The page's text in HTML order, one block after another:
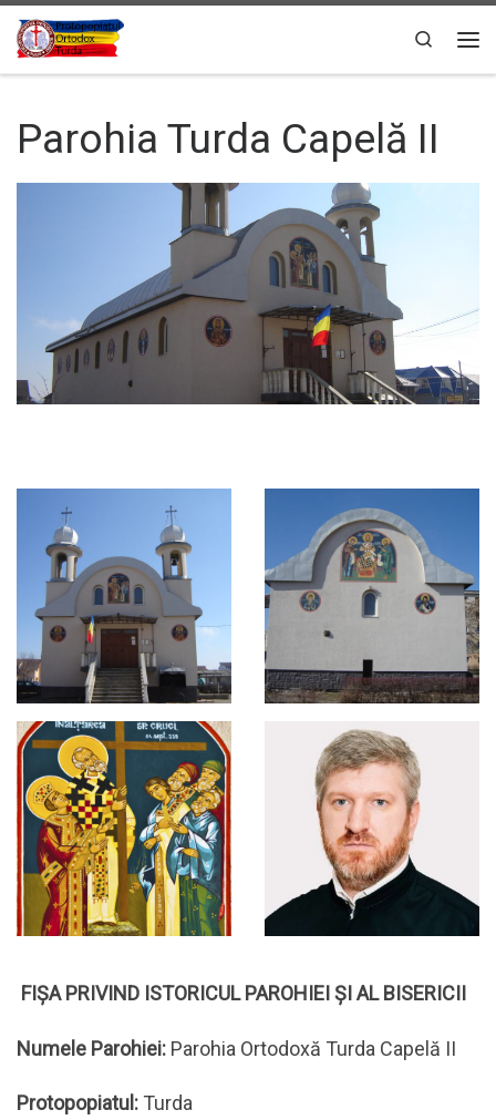
Sari la conținut
Search
Parohia Turda Capelă II
FIȘA PRIVIND ISTORICUL PAROHIEI ȘI AL BISERICII
Numele Parohiei: Parohia Ortodoxă Turda Capelă II
Protopopiatul: Turda